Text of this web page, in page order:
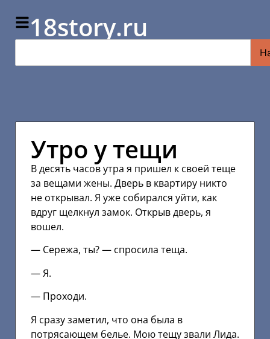
18story.ru
Утро у тещи
В десять часов утра я пришел к своей теще
за вещами жены. Дверь в квартиру никто
не открывал. Я уже собирался уйти, как
вдруг щелкнул замок. Открыв дверь, я
вошел.
— Сережа, ты? — спросила теща.
— Я.
— Проходи.
Я сразу заметил, что она была в
потрясающем белье. Мою тещу звали Лида.